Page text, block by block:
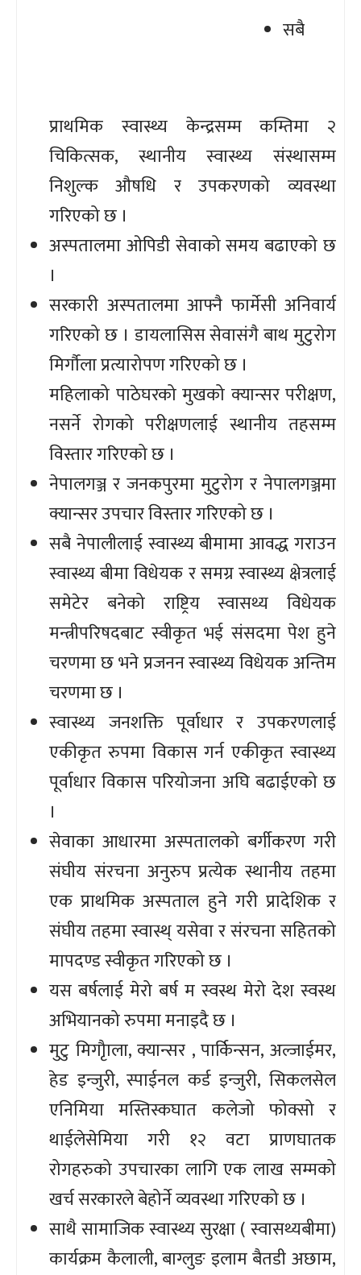
सबै
प्राथमिक स्वास्थ्य केन्द्रसम्म कम्तिमा २
चिकित्सक, स्थानीय स्वास्थ्य संस्थासम्म
निशुल्क औषधि र उपकरणको व्यवस्था
गरिएको छ ।
अस्पतालमा ओपिडी सेवाको समय बढाएको छ
।
सरकारी अस्पतालमा आफ्नै फार्मेसी अनिवार्य
गरिएको छ । डायलासिस सेवासंगै बाथ मुटुरोग
मिर्गौला प्रत्यारोपण गरिएको छ ।
महिलाको पाठेघरको मुखको क्यान्सर परीक्षण,
नसर्ने रोगको परीक्षणलाई स्थानीय तहसम्म
विस्तार गरिएको छ ।
नेपालगञ्ज र जनकपुरमा मुटुरोग र नेपालगञ्जमा
क्यान्सर उपचार विस्तार गरिएको छ ।
सबै नेपालीलाई स्वास्थ्य बीमामा आवद्ध गराउन
स्वास्थ्य बीमा विधेयक र समग्र स्वास्थ्य क्षेत्रलाई
समेटेर बनेको राष्ट्रिय स्वासथ्य विधेयक
मन्त्रीपरिषदबाट स्वीकृत भई संसदमा पेश हुने
चरणमा छ भने प्रजनन स्वास्थ्य विधेयक अन्तिम
चरणमा छ ।
स्वास्थ्य जनशक्ति पूर्वाधार र उपकरणलाई
एकीकृत रुपमा विकास गर्न एकीकृत स्वास्थ्य
पूर्वाधार विकास परियोजना अघि बढाईएको छ
।
सेवाका आधारमा अस्पतालको बर्गीकरण गरी
संघीय संरचना अनुरुप प्रत्येक स्थानीय तहमा
एक प्राथमिक अस्पताल हुने गरी प्रादेशिक र
संघीय तहमा स्वास्थ् यसेवा र संरचना सहितको
मापदण्ड स्वीकृत गरिएको छ ।
यस बर्षलाई मेरो बर्ष म स्वस्थ मेरो देश स्वस्थ
अभियानको रुपमा मनाइदै छ ।
मुटु मिगौृाला, क्यान्सर , पार्किन्सन, अल्जाईमर,
हेड इन्जुरी, स्पाईनल कर्ड इन्जुरी, सिकलसेल
एनिमिया मस्तिस्कघात कलेजो फोक्सो र
थाईलेसेमिया गरी १२ वटा प्राणघातक
रोगहरुको उपचारका लागि एक लाख सम्मको
खर्च सरकारले बेहोर्ने व्यवस्था गरिएको छ ।
साथै सामाजिक स्वास्थ्य सुरक्षा ( स्वासथ्यबीमा)
कार्यक्रम कैलाली, बाग्लुङ इलाम बैतडी अछाम,